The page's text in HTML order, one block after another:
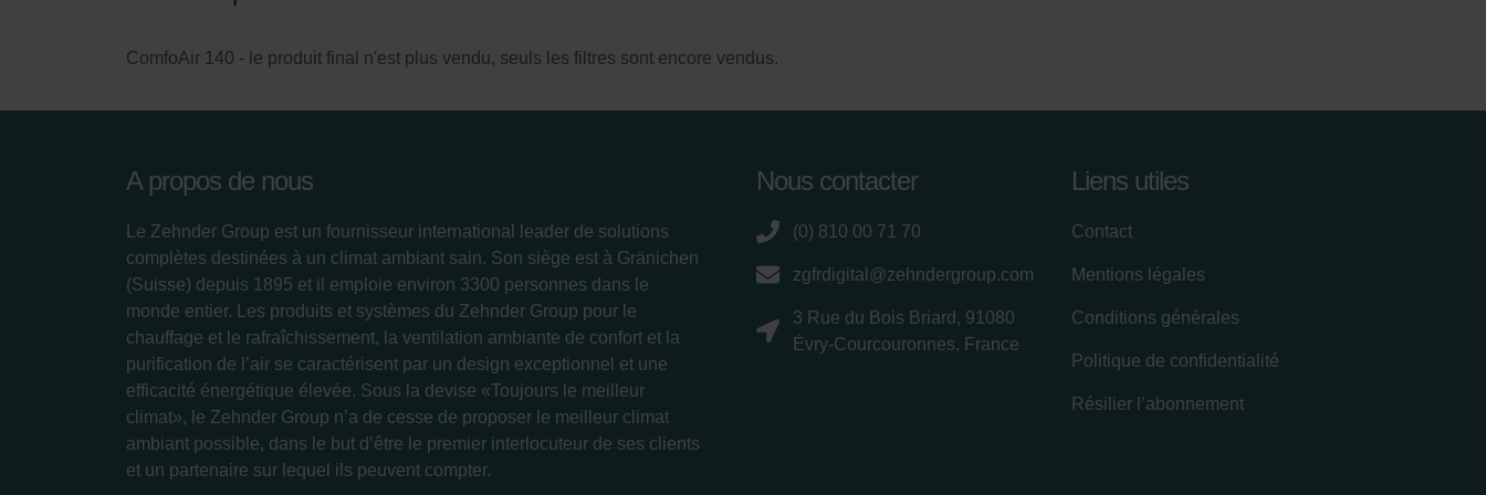
Zehnder Group Nederland bv: Privacyverklaringen
Zehnder Group UK Limited: Privacy Policy
ComfoAir 140 - le produit final n'est plus vendu, seuls les filtres sont encore vendus.
A propos de nous
Le Zehnder Group est un fournisseur international leader de solutions
complètes destinées à un climat ambiant sain. Son siège est à Gränichen
(Suisse) depuis 1895 et il emploie environ 3300 personnes dans le
monde entier. Les produits et systèmes du Zehnder Group pour le
chauffage et le rafraîchissement, la ventilation ambiante de confort et la
purification de l’air se caractérisent par un design exceptionnel et une
efficacité énergétique élevée. Sous la devise «Toujours le meilleur
climat», le Zehnder Group n’a de cesse de proposer le meilleur climat
ambiant possible, dans le but d’être le premier interlocuteur de ses clients
et un partenaire sur lequel ils peuvent compter.
Nous contacter
(0) 810 00 71 70
zgfrdigital@zehndergroup.com
3 Rue du Bois Briard, 91080
Évry-Courcouronnes, France
Liens utiles
Contact
Mentions légales
Conditions générales
Politique de confidentialité
Résilier l’abonnement